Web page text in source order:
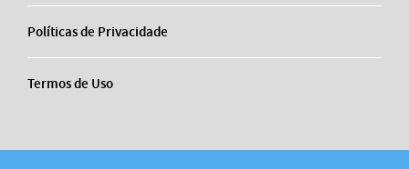
Políticas de Privacidade
Termos de Uso